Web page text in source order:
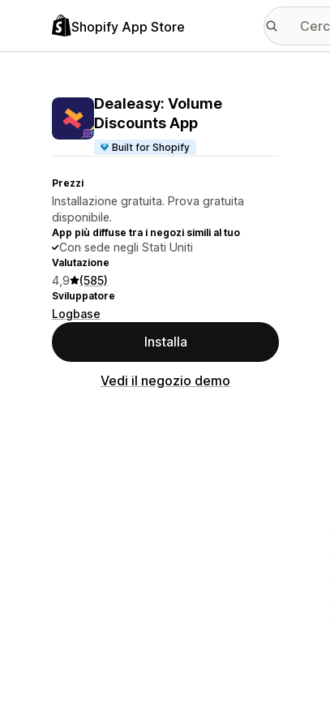
Shopify App Store
Dealeasy: Volume
Discounts App
Built for Shopify
Prezzi
Installazione gratuita. Prova gratuita
disponibile.
App più diffuse tra i negozi simili al tuo
Con sede negli Stati Uniti
Valutazione
4,9 (585)
Sviluppatore
Logbase
Installa
Vedi il negozio demo